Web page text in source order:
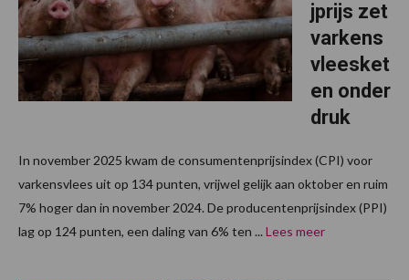
jprijs zet
varkens
vleesket
en onder
druk
In november 2025 kwam de consumentenprijsindex (CPI) voor
varkensvlees uit op 134 punten, vrijwel gelijk aan oktober en ruim
7% hoger dan in november 2024. De producentenprijsindex (PPI)
lag op 124 punten, een daling van 6% ten ... Lees meer